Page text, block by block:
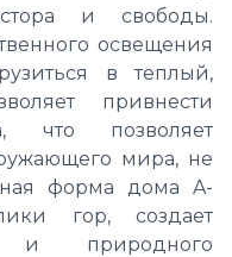
и свободы.
освещения
в теплый,
привнести
что позволяет
мира, не
форма дома A-
гор, создает
и природного